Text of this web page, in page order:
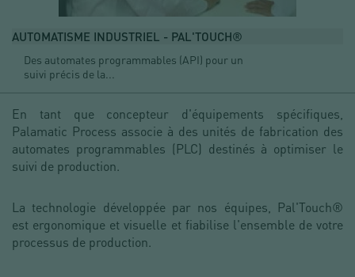
AUTOMATISME INDUSTRIEL - PAL'TOUCH®
Des automates programmables (API) pour un
suivi précis de la...
En tant que concepteur d'équipements spécifiques,
Palamatic Process associe à des unités de fabrication des
automates programmables (PLC) destinés à optimiser le
suivi de production.
La technologie développée par nos équipes, Pal'Touch®
est ergonomique et visuelle et fiabilise l'ensemble de votre
processus de production.